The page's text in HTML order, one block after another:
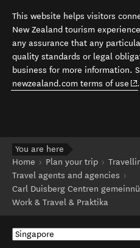
This website helps visitors
New Zealand tourism
any assurance that any
quality standards or legal
business for more information.
newzealand.com terms of use
.
You are here
Home
Plan your trip
Travel agents and agencies
Carl Duisberg Centren
Work & Travel & Praktika